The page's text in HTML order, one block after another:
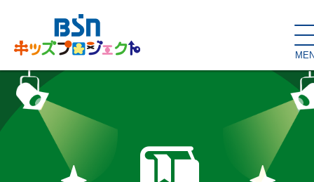
SDGs de
はぐくむコラム
キッズが主役！